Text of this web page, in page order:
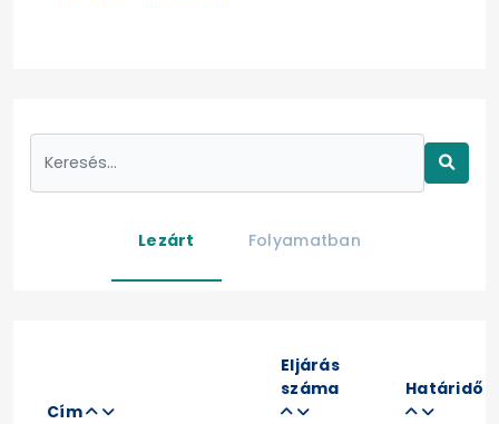
Lezárt Folyamatban
Cím
Eljárás
száma
Határidő